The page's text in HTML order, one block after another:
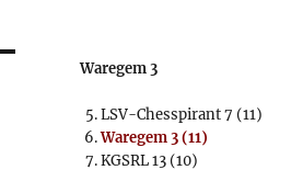
Waregem 3
LSV-Chesspirant 7 (11)
Waregem 3 (11)
KGSRL 13 (10)